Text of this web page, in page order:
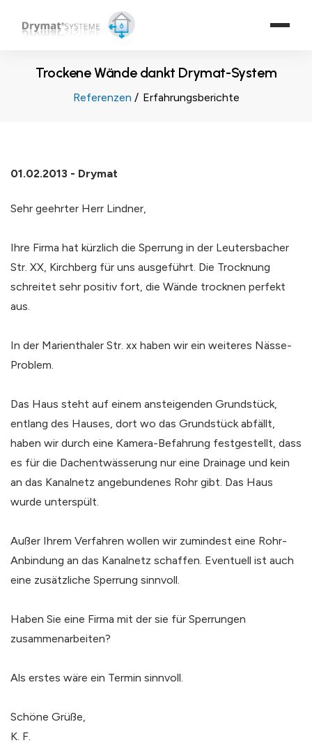
Trockene Wände dankt Drymat-System
Referenzen Erfahrungsberichte
01.02.2013 - Drymat
Sehr geehrter Herr Lindner,
Ihre Firma hat kürzlich die Sperrung in der Leutersbacher
Str. XX, Kirchberg für uns ausgeführt. Die Trocknung
schreitet sehr positiv fort, die Wände trocknen perfekt
aus.
In der Marienthaler Str. xx haben wir ein weiteres Nässe-
Problem.
Das Haus steht auf einem ansteigenden Grundstück,
entlang des Hauses, dort wo das Grundstück abfällt,
haben wir durch eine Kamera-Befahrung festgestellt, dass
es für die Dachentwässerung nur eine Drainage und kein
an das Kanalnetz angebundenes Rohr gibt. Das Haus
wurde unterspült.
Außer Ihrem Verfahren wollen wir zumindest eine Rohr-
Anbindung an das Kanalnetz schaffen. Eventuell ist auch
eine zusätzliche Sperrung sinnvoll.
Haben Sie eine Firma mit der sie für Sperrungen
zusammenarbeiten?
Als erstes wäre ein Termin sinnvoll.
Schöne Grüße,
K. F.